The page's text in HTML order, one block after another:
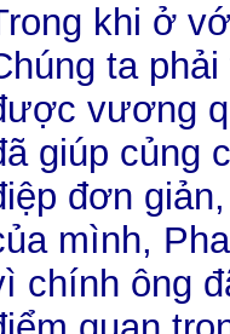
khi ở
ta
vương
giúp củng
đơn
mình,
chính ông